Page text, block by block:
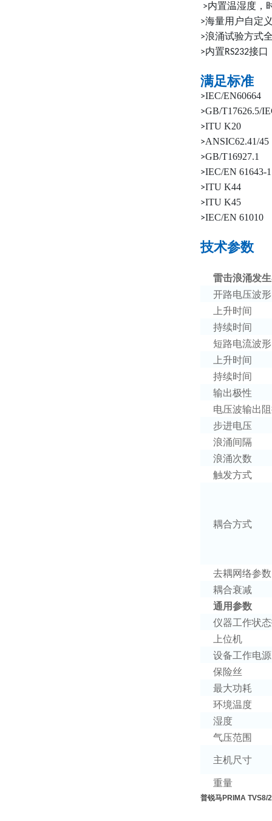
>内置温湿度，
>海量用户自定
>浪涌试验方式
>内置RS232接口
满足标准
>IEC/EN60664
>GB/T17626.5/
>ITU K20
>ANSIC62.41/45
>GB/T16927.1
>IEC/EN 61643-1
>ITU K44
>ITU K45
>IEC/EN 61010
技术参数
雷击浪涌发
开路电压波形
上升时间
持续时间
短路电流波形
上升时间
持续时间
输出极性
电压波输出
步进电压
浪涌间隔
浪涌次数
触发方式
耦合方式
去耦网络参数
耦合衰减
通用参数
仪器工作状
上位机
设备工作电源
保险丝
最大功耗
环境温度
湿度
气压范围
主机尺寸
重量
普锐马PRIMA TVS8/